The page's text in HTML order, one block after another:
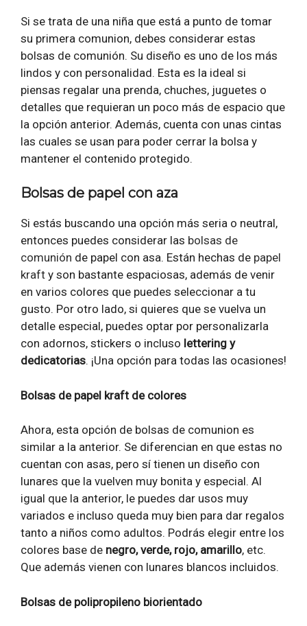
Si se trata de una niña que está a punto de tomar
su primera comunion, debes considerar estas
bolsas de comunión. Su diseño es uno de los más
lindos y con personalidad. Esta es la ideal si
piensas regalar una prenda, chuches, juguetes o
detalles que requieran un poco más de espacio que
la opción anterior. Además, cuenta con unas cintas
las cuales se usan para poder cerrar la bolsa y
mantener el contenido protegido.
Bolsas de papel con aza
Si estás buscando una opción más seria o neutral,
entonces puedes considerar las bolsas de
comunión de papel con asa. Están hechas de papel
kraft y son bastante espaciosas, además de venir
en varios colores que puedes seleccionar a tu
gusto. Por otro lado, si quieres que se vuelva un
detalle especial, puedes optar por personalizarla
con adornos, stickers o incluso lettering y
dedicatorias. ¡Una opción para todas las ocasiones!
Bolsas de papel kraft de colores
Ahora, esta opción de bolsas de comunion es
similar a la anterior. Se diferencian en que estas no
cuentan con asas, pero sí tienen un diseño con
lunares que la vuelven muy bonita y especial. Al
igual que la anterior, le puedes dar usos muy
variados e incluso queda muy bien para dar regalos
tanto a niños como adultos. Podrás elegir entre los
colores base de negro, verde, rojo, amarillo, etc.
Que además vienen con lunares blancos incluidos.
Bolsas de polipropileno biorientado